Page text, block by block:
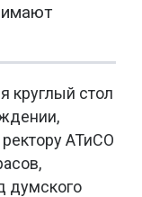
круглый стол
АТиСО
думского